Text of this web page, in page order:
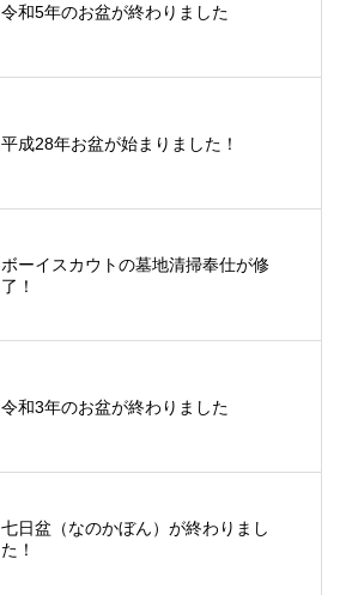
令和5年のお盆が終わりました
平成28年お盆が始まりました！
ボーイスカウトの墓地清掃奉仕が修
了！
令和3年のお盆が終わりました
七日盆（なのかぼん）が終わりまし
た！